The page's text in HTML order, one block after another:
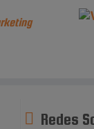
Redes